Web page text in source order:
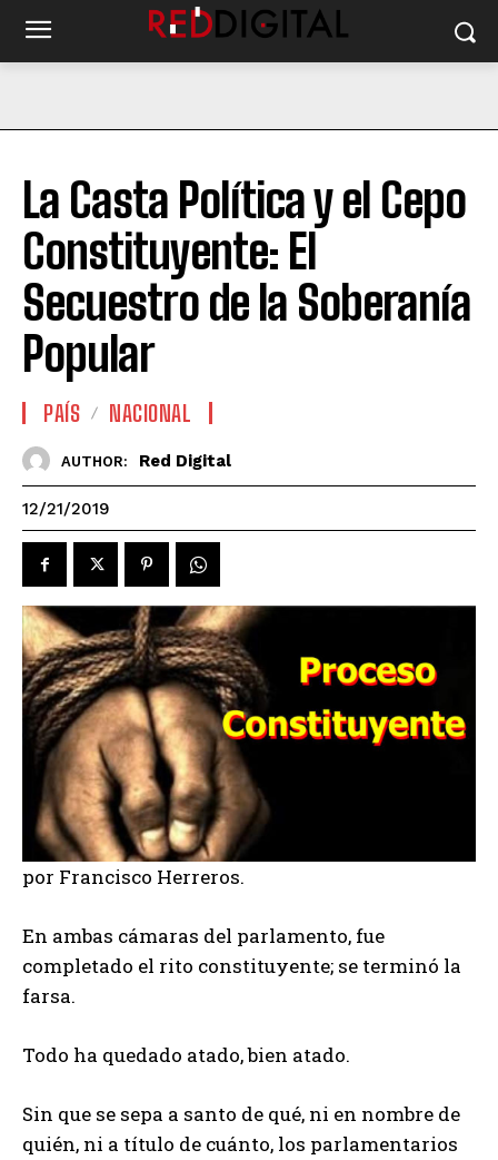
La Casta Política y el Cepo
Constituyente: El
Secuestro de la Soberanía
Popular
PAÍS NACIONAL
AUTHOR: Red Digital
12/21/2019
por Francisco Herreros.
En ambas cámaras del parlamento, fue
completado el rito constituyente; se terminó la
farsa.
Todo ha quedado atado, bien atado.
Sin que se sepa a santo de qué, ni en nombre de
quién, ni a título de cuánto, los parlamentarios